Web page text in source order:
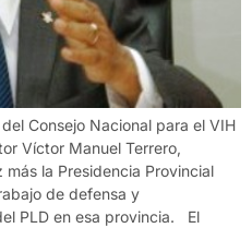
Consejo Nacional para el VIH
Víctor Manuel Terrero,
la Presidencia Provincial
de defensa y
PLD en esa provincia. El